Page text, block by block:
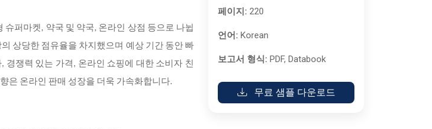
퍼마켓, 약국 및 약국, 온라인 상점 등으로 나뉩
상당한 점유율을 차지했으며 예상 기간 동안 빠
경쟁력 있는 가격, 온라인 쇼핑에 대한 소비자 친
은 온라인 판매 성장을 더욱 가속화합니다.
페이지: 220
언어: Korean
보고서 형식: PDF, Databook
무료 샘플 다운로드